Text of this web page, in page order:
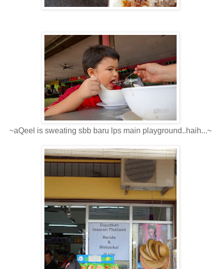
~aQeel is sweating sbb baru lps main playground..haih...~